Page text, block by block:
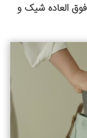
العاده شیک و